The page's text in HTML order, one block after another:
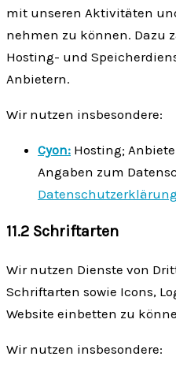
mit unseren Aktivitäten
nehmen zu können. Dazu
Hosting- und
Anbietern.
Wir nutzen insbesondere:
Cyon: Hosting;
Angaben zum
Datenschutzerklärung
11.2 Schriftarten
Wir nutzen Dienste von
Schriftarten sowie Icons,
Website einbetten zu
Wir nutzen insbesondere: